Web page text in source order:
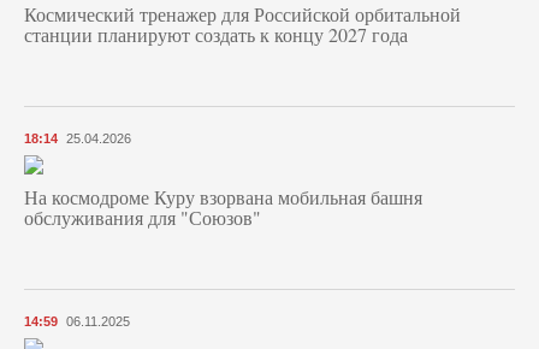
Космический тренажер для Российской орбитальной
станции планируют создать к концу 2027 года
18:14 25.04.2026
На космодроме Куру взорвана мобильная башня
обслуживания для "Союзов"
14:59 06.11.2025